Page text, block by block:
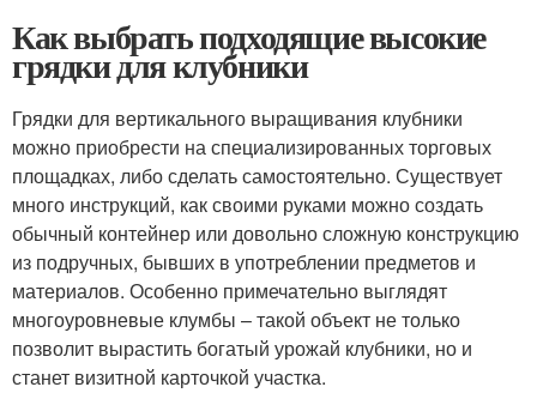
Как выбрать подходящие высокие
грядки для клубники
Грядки для вертикального выращивания клубники
можно приобрести на специализированных торговых
площадках, либо сделать самостоятельно. Существует
много инструкций, как своими руками можно создать
обычный контейнер или довольно сложную конструкцию
из подручных, бывших в употреблении предметов и
материалов. Особенно примечательно выглядят
многоуровневые клумбы – такой объект не только
позволит вырастить богатый урожай клубники, но и
станет визитной карточкой участка.